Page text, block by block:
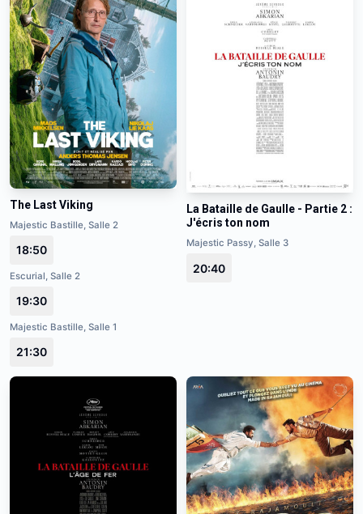
The Last Viking
Majestic Bastille, Salle 2
18:50
Escurial, Salle 2
19:30
Majestic Bastille, Salle 1
21:30
La Bataille de Gaulle - Partie 2 :
J'écris ton nom
Majestic Passy, Salle 3
20:40